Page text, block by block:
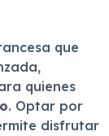
que
quienes
. Optar por
disfrutar